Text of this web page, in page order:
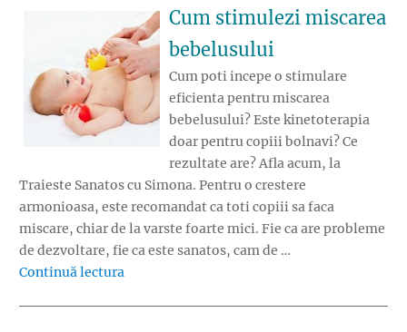
Cum stimulezi miscarea
bebelusului
Cum poti incepe o stimulare
eficienta pentru miscarea
bebelusului? Este kinetoterapia
doar pentru copiii bolnavi? Ce
rezultate are? Afla acum, la
Traieste Sanatos cu Simona. Pentru o crestere
armonioasa, este recomandat ca toti copiii sa faca
miscare, chiar de la varste foarte mici. Fie ca are probleme
de dezvoltare, fie ca este sanatos, cam de …
Continuă lectura